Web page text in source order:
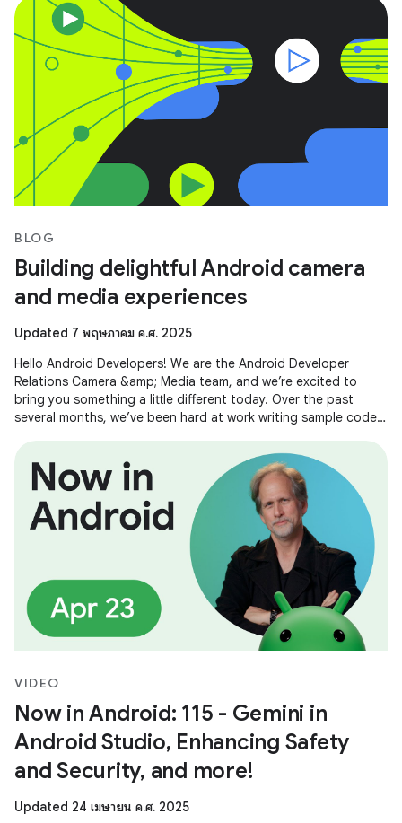
BLOG
Building delightful Android camera
and media experiences
Updated 7 พฤษภาคม ค.ศ. 2025
Hello Android Developers! We are the Android Developer
Relations Camera &amp; Media team, and we’re excited to
bring you something a little different today. Over the past
several months, we’ve been hard at work writing sample code
VIDEO
Now in Android: 115 - Gemini in
Android Studio, Enhancing Safety
and Security, and more!
Updated 24 เมษายน ค.ศ. 2025